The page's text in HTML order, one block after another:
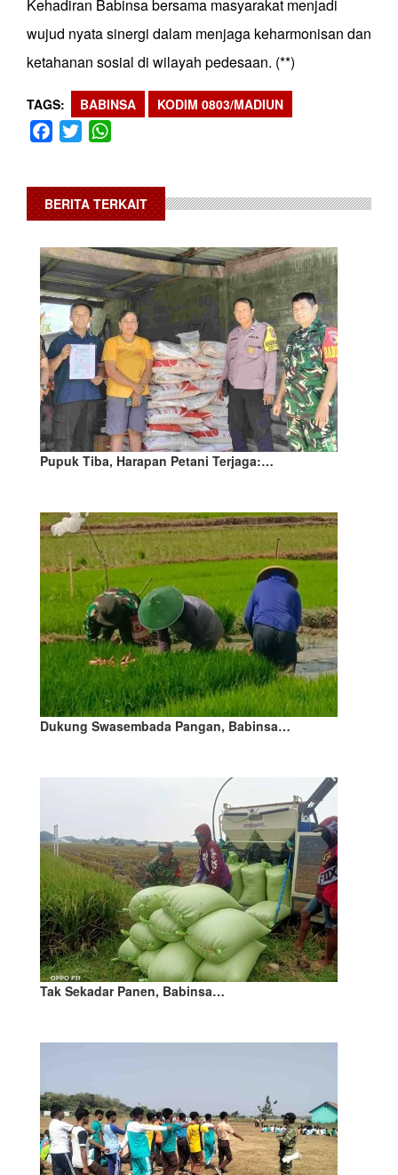
Kehadiran Babinsa bersama masyarakat menjadi
wujud nyata sinergi dalam menjaga keharmonisan dan
ketahanan sosial di wilayah pedesaan. (**)
TAGS BABINSA KODIM 0803/MADIUN
Facebook
Twitter
BERITA TERKAIT
Pupuk Tiba, Harapan Petani Terjaga:…
Dukung Swasembada Pangan, Babinsa…
Tak Sekadar Panen, Babinsa…